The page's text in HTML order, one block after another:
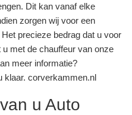
Dit kan vanaf elke
zorgen wij voor een
precieze bedrag dat u voor
u met de chauffeur van onze
meer informatie?
klaar. corverkammen.nl
u Auto